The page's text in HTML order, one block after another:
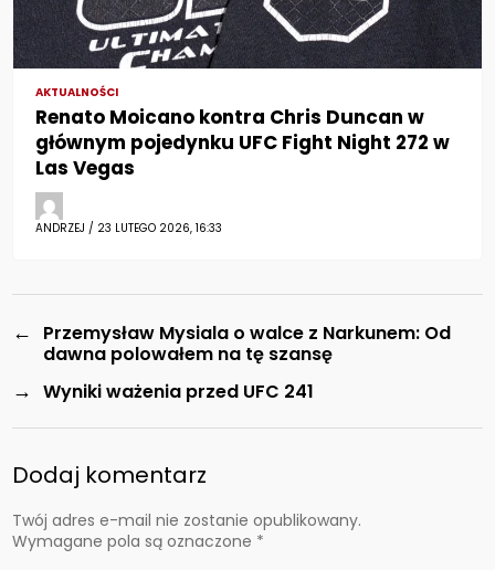
AKTUALNOŚCI
Renato Moicano kontra Chris Duncan w
głównym pojedynku UFC Fight Night 272 w
Las Vegas
ANDRZEJ / 23 LUTEGO 2026, 16:33
←
Przemysław Mysiala o walce z Narkunem: Od
dawna polowałem na tę szansę
→ Wyniki ważenia przed UFC 241
Dodaj komentarz
Twój adres e-mail nie zostanie opublikowany.
Wymagane pola są oznaczone *